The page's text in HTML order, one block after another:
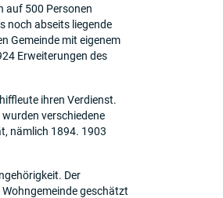
auf 500 Personen
noch abseits liegende
Gemeinde mit eigenem
Erweiterungen des
ihren Verdienst.
verschiedene
nämlich 1894. 1903
Der
geschätzt